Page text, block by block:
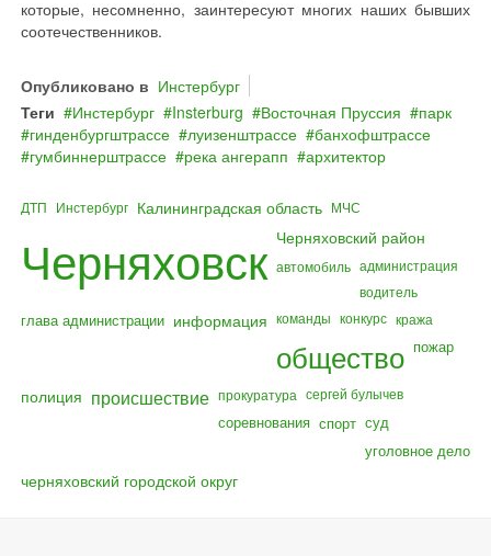
которые, несомненно, заинтересуют многих наших бывших
соотечественников.
Опубликовано в Инстербург
Теги
Инстербург Insterburg Восточная Пруссия
парк
гинденбургштрассе
луизенштрассе
банхофштрассе
гумбиннерштрассе
река ангерапп архитектор
ДТП Инстербург Калининградская область МЧС
Черняховск Черняховский район
автомобиль администрация
водитель
глава администрации информация команды конкурс кража
общество пожар
полиция происшествие прокуратура сергей булычев
соревнования спорт суд
уголовное дело
черняховский городской округ